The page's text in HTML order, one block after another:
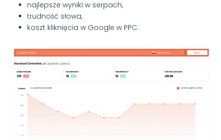
najlepsze wyniki w serpach,
trudność słowa,
koszt kliknięcia w Google w PPC.